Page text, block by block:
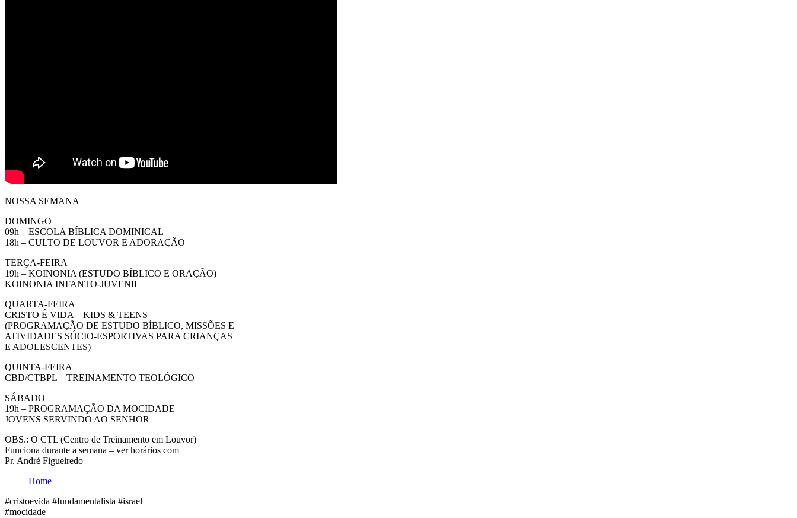
NOSSA SEMANA
DOMINGO
09h – ESCOLA BÍBLICA DOMINICAL
18h – CULTO DE LOUVOR E ADORAÇÃO
TERÇA-FEIRA
19h – KOINONIA (ESTUDO BÍBLICO E ORAÇÃO)
KOINONIA INFANTO-JUVENIL
QUARTA-FEIRA
CRISTO É VIDA – KIDS & TEENS
(PROGRAMAÇÃO DE ESTUDO BÍBLICO, MISSÕES E
ATIVIDADES SÓCIO-ESPORTIVAS PARA CRIANÇAS
E ADOLESCENTES)
QUINTA-FEIRA
CBD/CTBPL – TREINAMENTO TEOLÓGICO
SÁBADO
19h – PROGRAMAÇÃO DA MOCIDADE
JOVENS SERVINDO AO SENHOR
OBS.: O CTL (Centro de Treinamento em Louvor)
Funciona durante a semana – ver horários com
Pr. André Figueiredo
Home
#cristoevida #fundamentalista #israel
#mocidade